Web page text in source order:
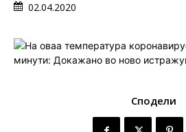
02.04.2020
Сподели